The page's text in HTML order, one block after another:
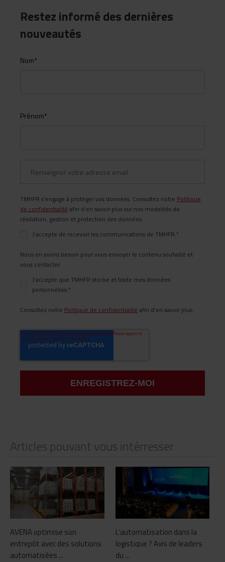
Restez informé des dernières
nouveautés
Nom*
Prénom*
TMHFR s'engage à protéger vos données. Consultez notre Politique
de confidentialité afin d'en savoir plus sur nos modalités de
résiliation, gestion et protection des données.
J'accepte de recevoir les communications de TMHFR.*
Nous en avons besoin pour vous envoyer le contenu souhaité et
vous contacter.
J'accepte que TMHFR stocke et traite mes données
personnelles.*
Consultez notre Politique de confidentialité afin d'en savoir plus.
Articles pouvant vous intérresser
AVENA optimise son
entrepôt avec des solutions
automatisées ...
L’automatisation dans la
logistique ? Avis de leaders
du ...